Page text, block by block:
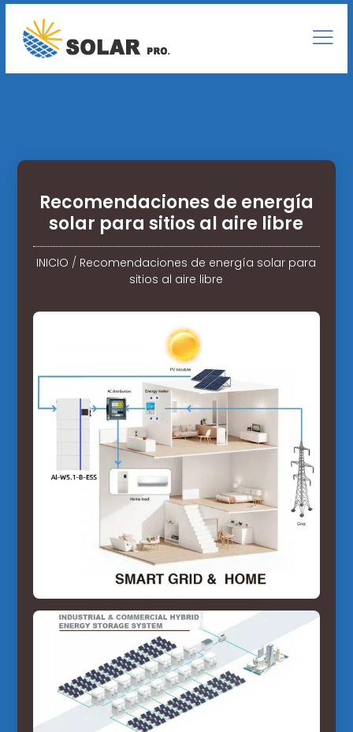
Recomendaciones de energía
solar para sitios al aire libre
INICIO / Recomendaciones de energía solar para
sitios al aire libre